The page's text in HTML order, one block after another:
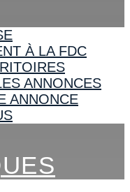
À LA FDC
ANNONCES
ANNONCE